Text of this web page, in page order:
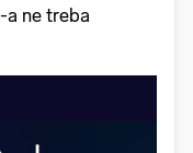
ne treba